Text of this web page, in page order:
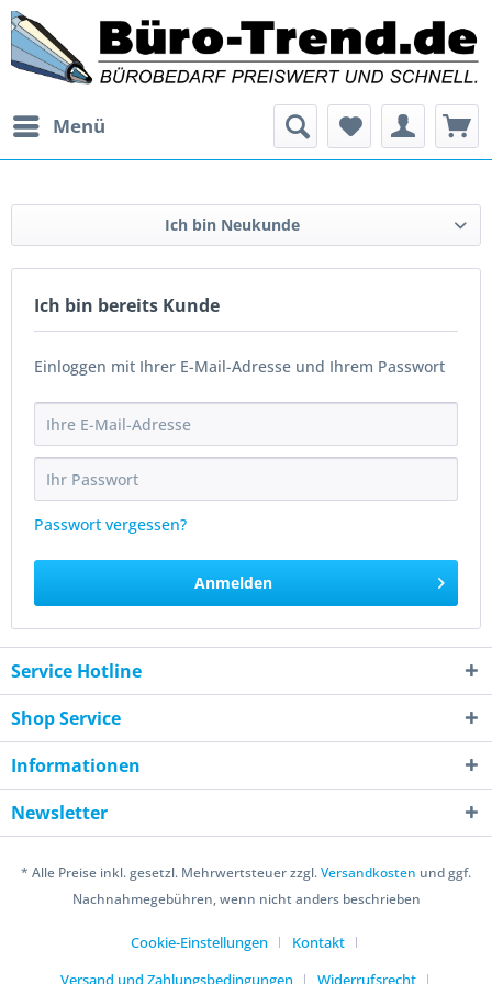
Menü
Ich bin Neukunde
Ich bin bereits Kunde
Einloggen mit Ihrer E-Mail-Adresse und Ihrem Passwort
Passwort vergessen?
Anmelden
Service Hotline
Shop Service
Informationen
Newsletter
* Alle Preise inkl. gesetzl. Mehrwertsteuer zzgl.Versandkosten und ggf.
Nachnahmegebühren, wenn nicht anders beschrieben
Cookie-Einstellungen
Kontakt
Versand und Zahlungsbedingungen
Widerrufsrecht